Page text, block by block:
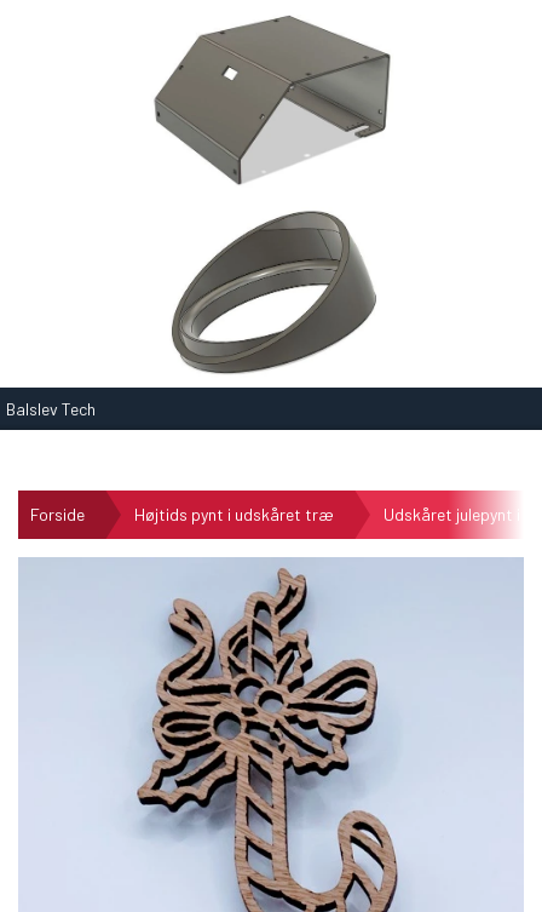
Balslev Tech
Forside Højtids pynt i udskåret træ Udskåret julepynt i